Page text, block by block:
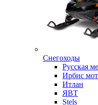
Снегоходы
Русская
Ирбис
Итлан
ЯВТ
Stels